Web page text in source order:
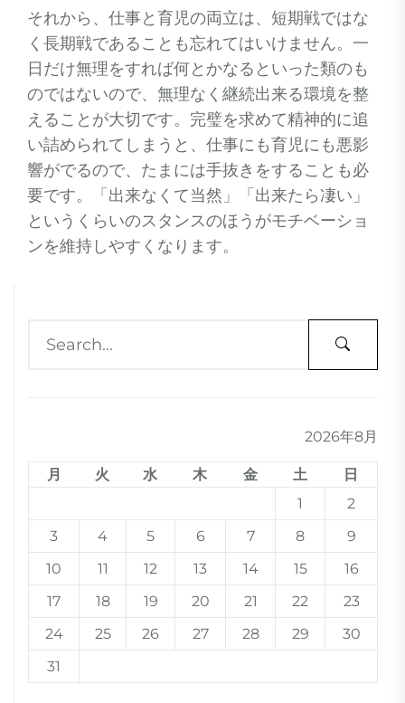
それから、仕事と育児の両立は、短期戦ではな
く長期戦であることも忘れてはいけません。一
日だけ無理をすれば何とかなるといった類のも
のではないので、無理なく継続出来る環境を整
えることが大切です。完璧を求めて精神的に追
い詰められてしまうと、仕事にも育児にも悪影
響がでるので、たまには手抜きをすることも必
要です。「出来なくて当然」「出来たら凄い」
というくらいのスタンスのほうがモチベーショ
ンを維持しやすくなります。
2026年8月
月 火 水 木 金 土
日
1
2
3
4 5 6 7 8
9
10
11 12 13 14 15
16
17
18 19 20 21 22
23
24
25 26 27 28 29
30
31